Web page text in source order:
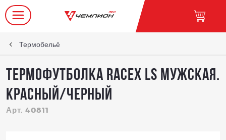
Термобельё
Термофутболка RaceX LS мужская.
красный/черный
Арт. 40811